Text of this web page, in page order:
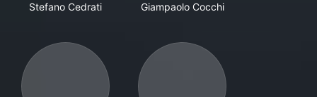
Stefano Cedrati Giampaolo Cocchi